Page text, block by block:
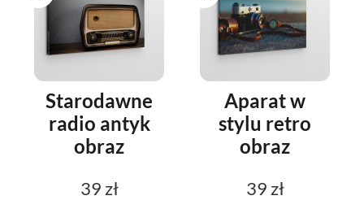
Starodawne
radio antyk
obraz
39 zł
Aparat w
stylu retro
obraz
39 zł